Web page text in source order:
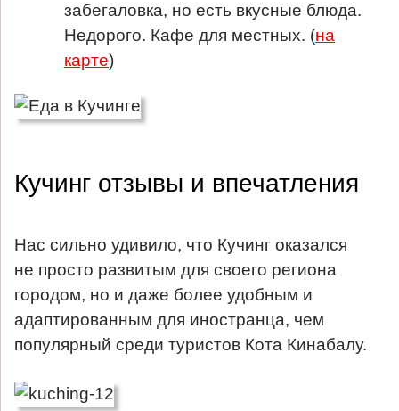
забегаловка, но есть вкусные блюда.
Недорого. Кафе для местных. (на
карте)
Кучинг отзывы и впечатления
Нас сильно удивило, что Кучинг оказался
не просто развитым для своего региона
городом, но и даже более удобным и
адаптированным для иностранца, чем
популярный среди туристов Кота Кинабалу.